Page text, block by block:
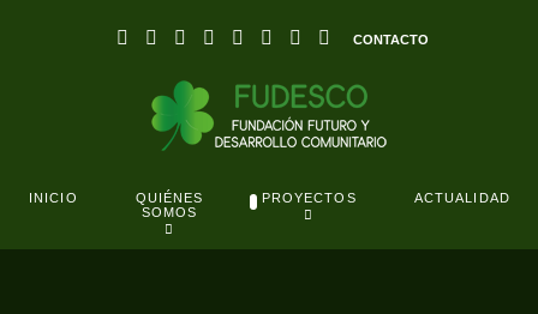
CONTACTO
INICIO
QUIÉNES
SOMOS
PROYECTOS ACTUALIDAD